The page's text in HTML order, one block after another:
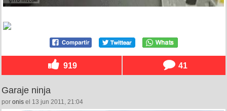
919 41
Garaje ninja
por onis el 13 jun 2011, 21:04